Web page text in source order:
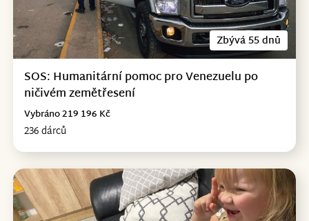
Zbývá 55 dnů
SOS: Humanitární pomoc pro Venezuelu po
ničivém zemětřesení
236 dárců
Vybráno 219 196 Kč